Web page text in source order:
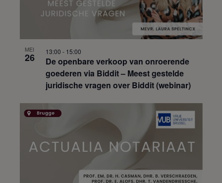
MEI
26
De openbare verkoop van onroerende
goederen via Biddit – Meest gestelde
juridische vragen over Biddit (webinar)
13:00 - 15:00